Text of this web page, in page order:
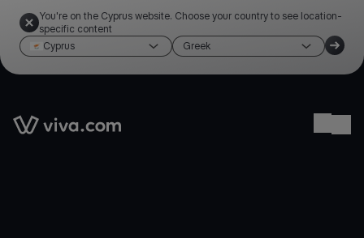
You're on the Cyprus website. Choose your country to see location-
specific content
Cyprus
Greek
Link to the homepage